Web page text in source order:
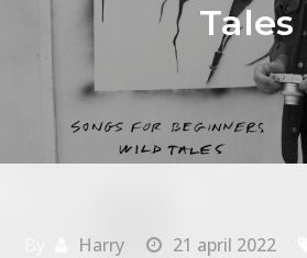
Tales
Harry 21 april 2022